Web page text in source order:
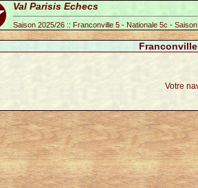
Val Parisis Echecs
Saison 2025/26 :: Franconville 5 - Nationale 5c -
Votre